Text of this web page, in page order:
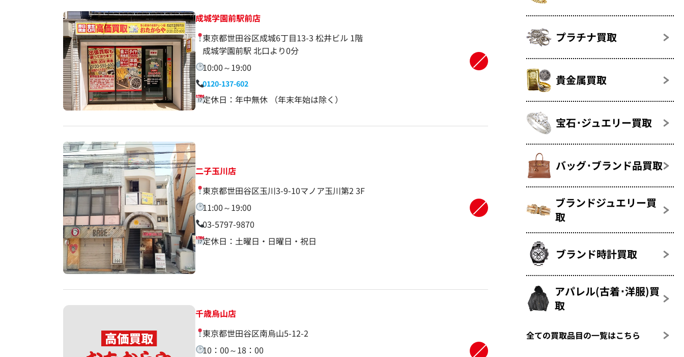
成城学園前駅前店
東京都世田谷区成城6丁目13-3 松井ビル 1階
成城学園前駅 北口より0分
10:00～19:00
0120-137-602
定休日：年中無休 （年末年始は除く）
二子玉川店
東京都世田谷区玉川3-9-10マノア玉川第2 3F
11:00～19:00
03-5797-9870
定休日：土曜日・日曜日・祝日
千歳烏山店
東京都世田谷区南烏山5-12-2
10：00～18：00
プラチナ買取
貴金属買取
宝石･ジュエリー買取
バッグ･ブランド品買取
ブランドジュエリー買
取
ブランド時計買取
アパレル(古着･洋服)買
取
全ての買取品目の一覧はこちら